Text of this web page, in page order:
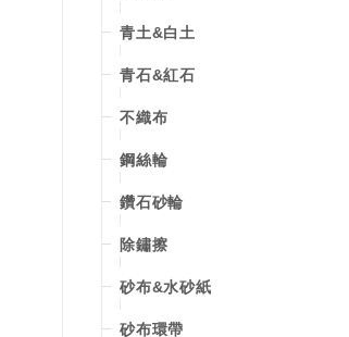
青土&白土
青石&紅石
不織布
鋼絲輪
鑽石砂輪
除鏽擦
砂布&水砂紙
砂布環帶